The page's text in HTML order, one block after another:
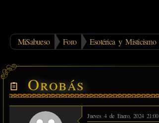
MiSabueso Foro Esotérica y Misticismo
Orobás
Jueves 4 de Enero, 2024 21:00